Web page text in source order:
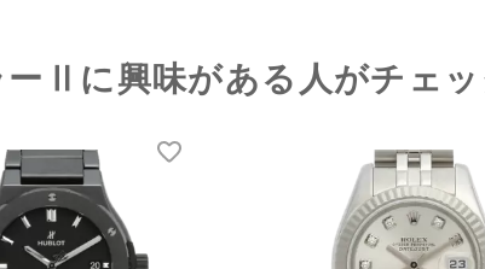
ーⅡに興味がある人がチェ